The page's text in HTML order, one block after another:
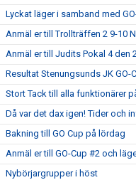
Lyckat läger i samband med
Anmäl er till Trollträffen 2 9-10
Anmäl er till Judits Pokal 4 den
Resultat Stenungsunds JK GO-
Stort Tack till alla funktionärer
Då var det dax igen! Tider och
Bakning till GO Cup på lördag
Anmäl er till GO-Cup #2 och
Nybörjargrupper i höst